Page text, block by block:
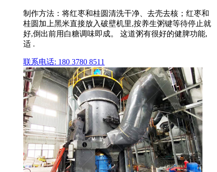
制作方法：将红枣和桂圆清洗干净、去壳去核；红枣和
桂圆加上黑米直接放入破壁机里,按养生粥键等待停止就
好,倒出前用白糖调味即成。 这道粥有很好的健脾功能,
适 .
联系电话: 180 3780 8511